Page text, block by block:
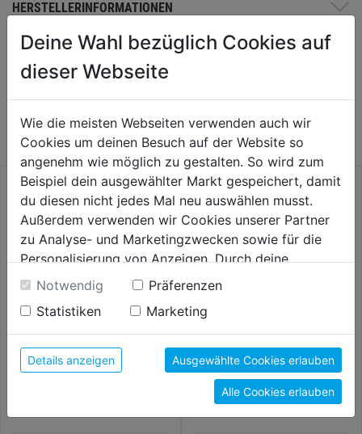
HERSTELLERINFORMATIONEN
KATEGORIE
4-Backen Mundstück Stahl IG
1/8" DM 15mm SB
Trichter aus Polyäthylen
6,59€
Deine Wahl bezüglich Cookies auf
dieser Webseite
Wie die meisten Webseiten verwenden auch wir
Cookies um deinen Besuch auf der Website so
angenehm wie möglich zu gestalten. So wird zum
Beispiel dein ausgewählter Markt gespeichert, damit
du diesen nicht jedes Mal neu auswählen musst.
Außerdem verwenden wir Cookies unserer Partner
zu Analyse- und Marketingzwecken sowie für die
Personalisierung von Anzeigen. Durch deine
Einwilligung werden die Daten von Drittanbieter,
unter anderem auch in den USA, verarbeitet.
Durch Klick auf "Alle Cookies erlauben" stimmst du
der Verwendung aller Cookies zu. Unter "Details
anzeigen" findest du alle Infos zu den
unterschiedlichen Cookies, unter "Cookies
Konfigurieren" kannst du auswählen, welche Cookies
du zulassen möchtest und welche nicht.
Notwendig
Präferenzen
Statistiken
Marketing
Details anzeigen Ausgewählte Cookies erlauben
Alle Cookies erlauben